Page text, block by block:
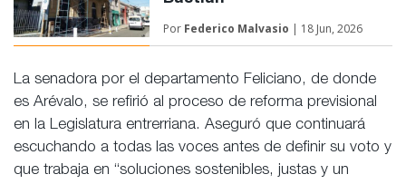
Por Federico Malvasio | 18 Jun, 2026
La senadora por el departamento Feliciano, de donde
es Arévalo, se refirió al proceso de reforma previsional
en la Legislatura entrerriana. Aseguró que continuará
escuchando a todas las voces antes de definir su voto y
que trabaja en “soluciones sostenibles, justas y un